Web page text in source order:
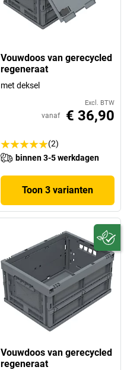
Vouwdoos van gerecycled
regeneraat
met deksel
Excl. BTW
vanaf € 36,90
(2)
binnen 3-5 werkdagen
Toon 3 varianten
Vouwdoos van gerecycled
regeneraat